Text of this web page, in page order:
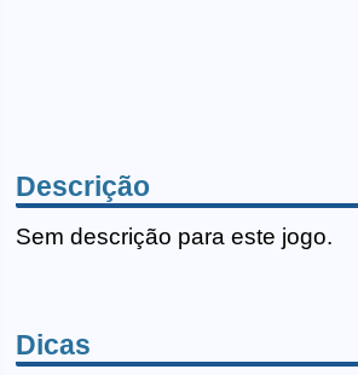
Descrição
Sem descrição para este jogo.
Dicas